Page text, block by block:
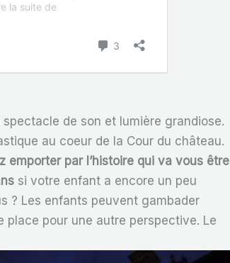
de son et lumière grandiose.
au coeur de la Cour du château.
emporter par l’histoire qui va vous être
si votre enfant a encore un peu
? Les enfants peuvent gambader
place pour une autre perspective. Le